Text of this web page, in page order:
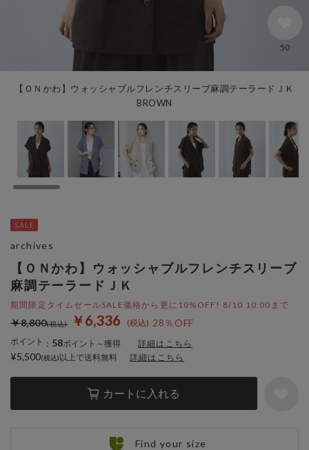
【ＯＮかわ】ウォッシャブルフレンチスリーブ麻調テーラードＪＫ
BROWN
50
【ＯＮかわ】ウォッシャブルフレンチスリーブ
麻調テーラードＪＫ
期間限定タイムセールSALE価格から更に10%OFF! 8/10 10:00まで
￥6,336 28％OFF
￥8,800
ポイント ： 58ポイント～獲得 詳細はこちら
カートに入れる
archives
¥5,500 以上で送料無料 詳細はこちら
Find your size